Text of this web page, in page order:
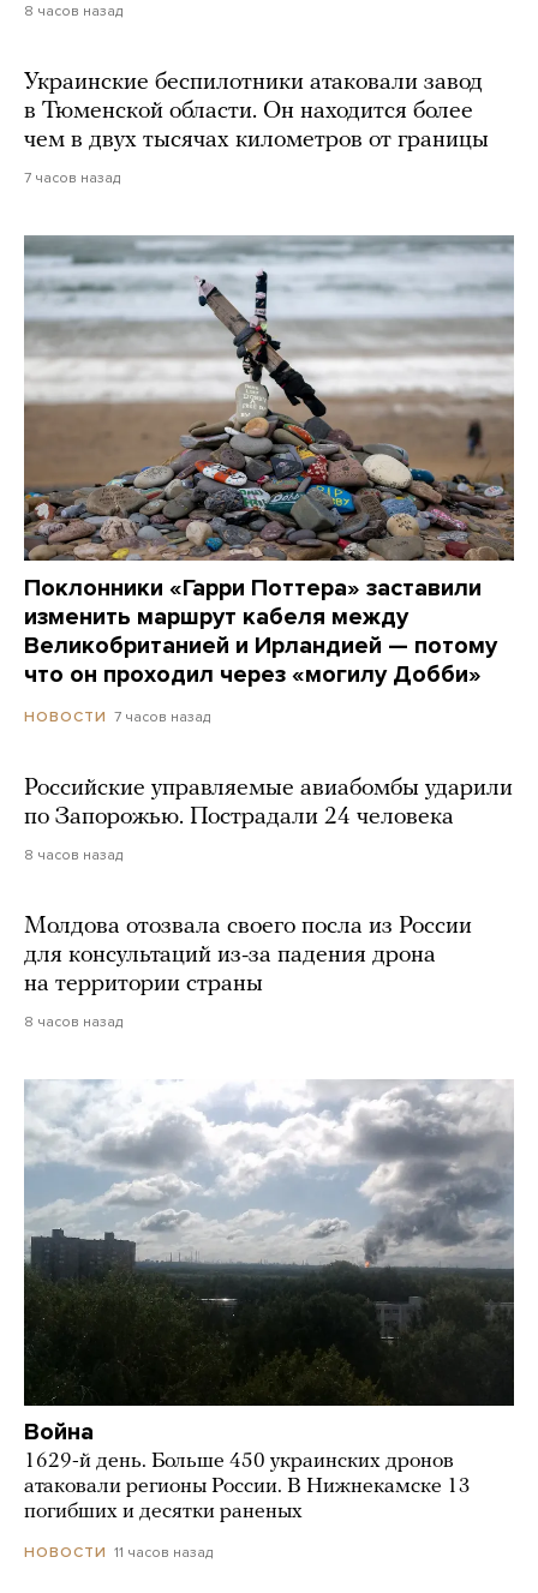
8 часов назад
Украинские беспилотники атаковали завод
в Тюменской области. Он находится более
чем в двух тысячах километров от границы
7 часов назад
Поклонники «Гарри Поттера» заставили
изменить маршрут кабеля между
Великобританией и Ирландией — потому
что он проходил через «могилу Добби»
НОВОСТИ 7 часов назад
Российские управляемые авиабомбы ударили
по Запорожью. Пострадали 24 человека
8 часов назад
Молдова отозвала своего посла из России
для консультаций из-за падения дрона
на территории страны
8 часов назад
Война
1629-й день. Больше 450 украинских дронов
атаковали регионы России. В Нижнекамске 13
погибших и десятки раненых
НОВОСТИ 11 часов назад